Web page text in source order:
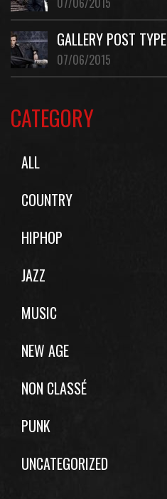
GALLERY POST TYPE
07/06/2015
CATEGORY
ALL
COUNTRY
HIPHOP
JAZZ
MUSIC
NEW AGE
NON CLASSÉ
PUNK
UNCATEGORIZED